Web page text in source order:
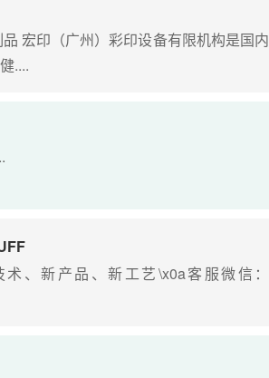
宏印（广州）彩印设备有限机构是国内
....
、新产品、新工艺\x0a客服微信：